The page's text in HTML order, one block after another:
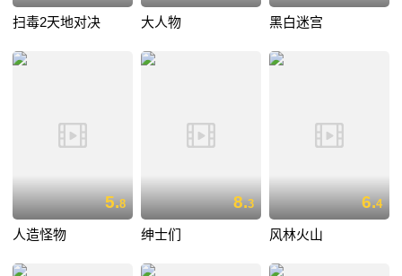
扫毒2天地对决 大人物 黑白迷宫
5.8
人造怪物
8.3
绅士们
6.4
风林火山